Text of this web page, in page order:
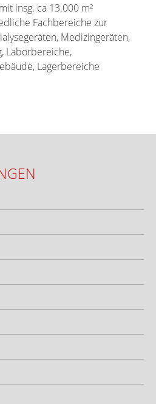
insg. ca 13.000 m²
Fachbereiche zur
Medizingeräten,
Laborbereiche,
Lagerbereiche